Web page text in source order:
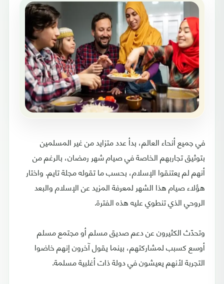
في جميع أنحاء العالم، بدأ عدد متزايد من غير المسلمين
بتوثيق تجاربهم الخاصة في صيام شهر رمضان، بالرغم من
أنهم لم يعتنقوا الإسلام، بحسب ما تقوله مجلة تايم. واختار
هؤلاء صيام هذا الشهر لمعرفة المزيد عن الإسلام والبعد
الروحي الذي تنطوي عليه هذه الفترة.
وتحدّث الكثيرون عن دعم صديق مسلم أو مجتمع مسلم
أوسع كسبب لمشاركتهم، بينما يقول آخرون إنهم خاضوا
التجربة لأنهم يعيشون في دولة ذات أغلبية مسلمة.